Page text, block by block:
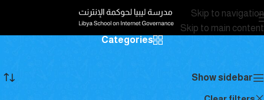
Skip to navigation
Skip to main content
Categories
Show sidebar